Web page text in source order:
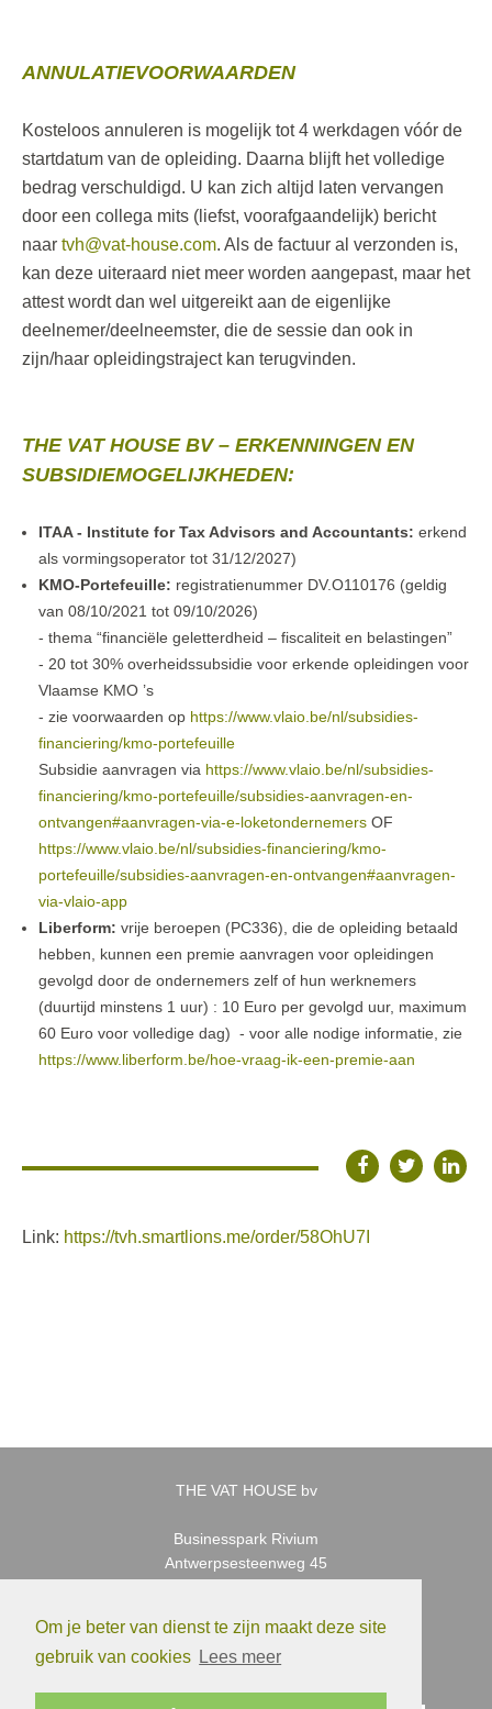
Om je beter van dienst te zijn maakt deze site
gebruik van cookies Lees meer
ANNULATIEVOORWAARDEN
Kosteloos annuleren is mogelijk tot 4 werkdagen vóór de
startdatum van de opleiding. Daarna blijft het volledige
bedrag verschuldigd. U kan zich altijd laten vervangen
door een collega mits (liefst, voorafgaandelijk) bericht
naar tvh@vat-house.com. Als de factuur al verzonden is,
kan deze uiteraard niet meer worden aangepast, maar het
attest wordt dan wel uitgereikt aan de eigenlijke
deelnemer/deelneemster, die de sessie dan ook in
zijn/haar opleidingstraject kan terugvinden.
THE VAT HOUSE BV – ERKENNINGEN EN
SUBSIDIEMOGELIJKHEDEN:
ITAA - Institute for Tax Advisors and Accountants: erkend
als vormingsoperator tot 31/12/2027)
KMO-Portefeuille: registratienummer DV.O110176 (geldig
van 08/10/2021 tot 09/10/2026)
- thema “financiële geletterdheid – fiscaliteit en belastingen”
- 20 tot 30% overheidssubsidie voor erkende opleidingen voor
Vlaamse KMO ’s
- zie voorwaarden op https://www.vlaio.be/nl/subsidies-
financiering/kmo-portefeuille
Subsidie aanvragen via https://www.vlaio.be/nl/subsidies-
financiering/kmo-portefeuille/subsidies-aanvragen-en-
ontvangen#aanvragen-via-e-loketondernemers OF
https://www.vlaio.be/nl/subsidies-financiering/kmo-
portefeuille/subsidies-aanvragen-en-ontvangen#aanvragen-
via-vlaio-app
Liberform: vrije beroepen (PC336), die de opleiding betaald
hebben, kunnen een premie aanvragen voor opleidingen
gevolgd door de ondernemers zelf of hun werknemers
(duurtijd minstens 1 uur) : 10 Euro per gevolgd uur, maximum
60 Euro voor volledige dag) - voor alle nodige informatie, zie
https://www.liberform.be/hoe-vraag-ik-een-premie-aan
Link: https://tvh.smartlions.me/order/58OhU7I
THE VAT HOUSE bv
Businesspark Rivium
Antwerpsesteenweg 45
E-mail :
tvh [at] vat-house.com